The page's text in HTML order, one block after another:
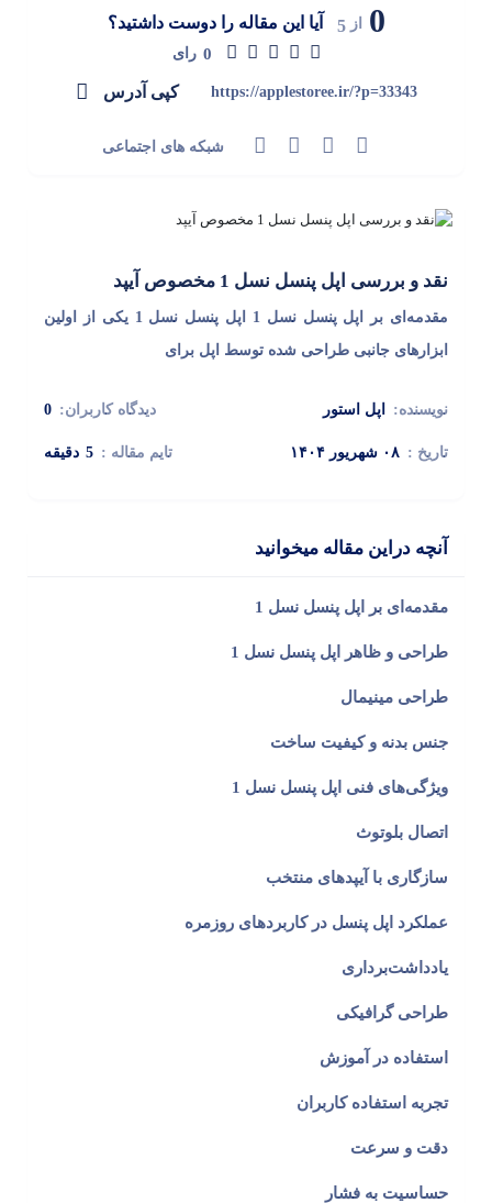
نقد و بررسی اپل پنسل نسل 1 مخصوص آیپد
مقدمه‌ای بر اپل پنسل نسل 1 اپل پنسل نسل 1 یکی از اولین
ابزارهای جانبی طراحی شده توسط اپل برای
نویسنده: اپل استور دیدگاه کاربران: 0
تاریخ : ۰۸ شهریور ۱۴۰۴ تایم مقاله : 5 دقیقه
آنچه دراین مقاله میخوانید
مقدمه‌ای بر اپل پنسل نسل 1
طراحی و ظاهر اپل پنسل نسل 1
طراحی مینیمال
جنس بدنه و کیفیت ساخت
ویژگی‌های فنی اپل پنسل نسل 1
اتصال بلوتوث
سازگاری با آیپدهای منتخب
عملکرد اپل پنسل در کاربردهای روزمره
یادداشت‌برداری
طراحی گرافیکی
استفاده در آموزش
تجربه استفاده کاربران
دقت و سرعت
حساسیت به فشار
0 از 5 آیا این مقاله را دوست داشتید؟
0 رای
https://applestoree.ir/?p=33343 کپی آدرس
شبکه های اجتماعی